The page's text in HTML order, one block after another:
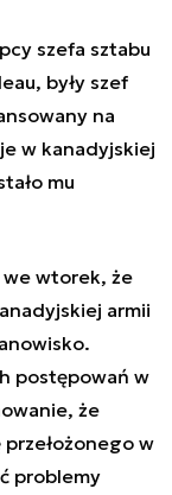
szefa sztabu
były szef
na
w kanadyjskiej
mu
we wtorek, że
armii
postępowań w
że
w
problemy